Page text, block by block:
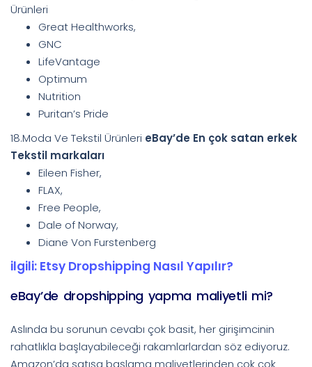
Ürünleri
Great Healthworks,
GNC
LifeVantage
Optimum
Nutrition
Puritan’s Pride
18.Moda Ve Tekstil Ürünleri eBay’de En çok satan erkek
Tekstil markaları
Eileen Fisher,
FLAX,
Free People,
Dale of Norway,
Diane Von Furstenberg
ilgili: Etsy Dropshipping Nasıl Yapılır?
eBay’de dropshipping yapma maliyetli mi?
Aslında bu sorunun cevabı çok basit, her girişimcinin
rahatlıkla başlayabileceği rakamlarlardan söz ediyoruz.
Amazon’da satışa başlama maliyetlerinden çok çok